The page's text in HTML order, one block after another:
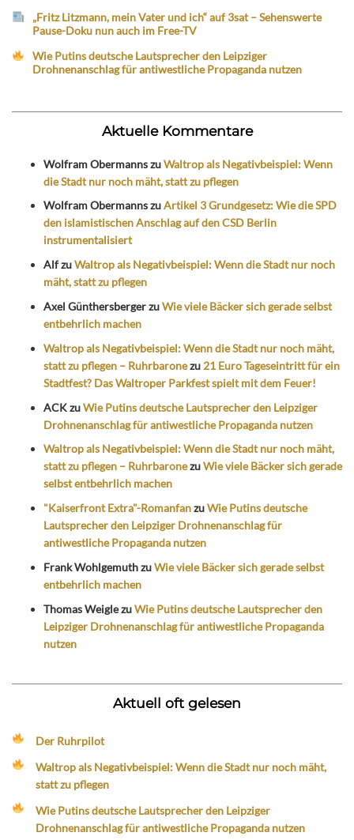
„Fritz Litzmann, mein Vater und ich“ auf 3sat – Sehenswerte
Pause-Doku nun auch im Free-TV
Wie Putins deutsche Lautsprecher den Leipziger
Drohnenanschlag für antiwestliche Propaganda nutzen
Aktuelle Kommentare
Wolfram ObermannszuWaltrop als Negativbeispiel: Wenn
die Stadt nur noch mäht, statt zu pflegen
Wolfram ObermannszuArtikel 3 Grundgesetz: Wie die SPD
den islamistischen Anschlag auf den CSD Berlin
instrumentalisiert
AlfzuWaltrop als Negativbeispiel: Wenn die Stadt nur noch
mäht, statt zu pflegen
Axel GünthersbergerzuWie viele Bäcker sich gerade selbst
entbehrlich machen
Waltrop als Negativbeispiel: Wenn die Stadt nur noch mäht,
statt zu pflegen – Ruhrbaronezu 21 Euro Tageseintritt für ein
Stadtfest? Das Waltroper Parkfest spielt mit dem Feuer!
ACKzuWie Putins deutsche Lautsprecher den Leipziger
Drohnenanschlag für antiwestliche Propaganda nutzen
Waltrop als Negativbeispiel: Wenn die Stadt nur noch mäht,
statt zu pflegen – RuhrbaronezuWie viele Bäcker sich gerade
selbst entbehrlich machen
"Kaiserfront Extra"-RomanfanzuWie Putins deutsche
Lautsprecher den Leipziger Drohnenanschlag für
antiwestliche Propaganda nutzen
Frank WohlgemuthzuWie viele Bäcker sich gerade selbst
entbehrlich machen
Thomas WeiglezuWie Putins deutsche Lautsprecher den
Leipziger Drohnenanschlag für antiwestliche Propaganda
nutzen
Aktuell oft gelesen
Der Ruhrpilot
Waltrop als Negativbeispiel: Wenn die Stadt nur noch mäht,
statt zu pflegen
Wie Putins deutsche Lautsprecher den Leipziger
Drohnenanschlag für antiwestliche Propaganda nutzen